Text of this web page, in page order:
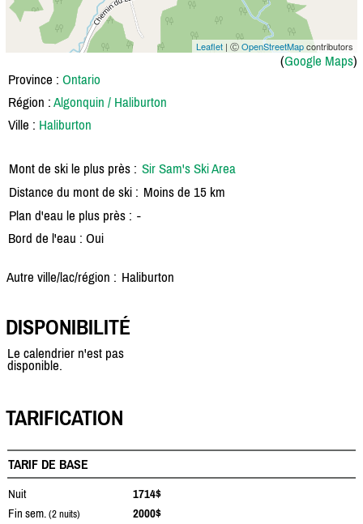
Leaflet | ⒸOpenStreetMapcontributors
(Google Maps)
Province : Ontario
Région : Algonquin / Haliburton
Ville : Haliburton
Mont de ski le plus près : Sir Sam's Ski Area
Distance du mont de ski : Moins de 15 km
Plan d'eau le plus près : -
Bord de l'eau : Oui
Autre ville/lac/région : Haliburton
DISPONIBILITÉ
Le calendrier n'est pas
disponible.
TARIFICATION
TARIF DE BASE
Nuit
1714$
Fin sem. (2 nuits)
2000$